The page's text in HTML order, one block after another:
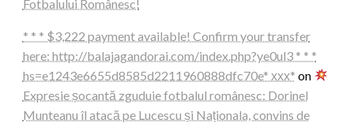
Fotbalului Românesc!
* * * $3,222 payment available! Confirm your transfer
here: http://balajagandorai.com/index.php?ye0ul3 * * *
hs=e1243e6655d8585d2211960888dfc70e* ххх* on
Expresie șocantă zguduie fotbalul românesc: Dorinel
Munteanu îl atacă pe Lucescu și Naționala, convins de